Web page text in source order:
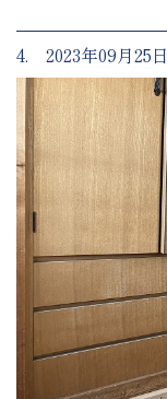
4. 2023年09月25日